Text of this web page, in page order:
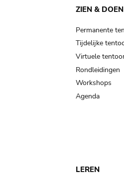
ZIEN & DOEN
Permanente
Tijdelijke
Virtuele
Rondleidingen
Workshops
Agenda
LEREN